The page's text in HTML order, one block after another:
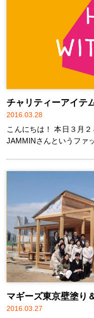
チャリティーアイテ
2016.03.28
こんにちは！ 本日３月
JAMMINさんというファ
マギーズ東京壁塗り
2016.03.27